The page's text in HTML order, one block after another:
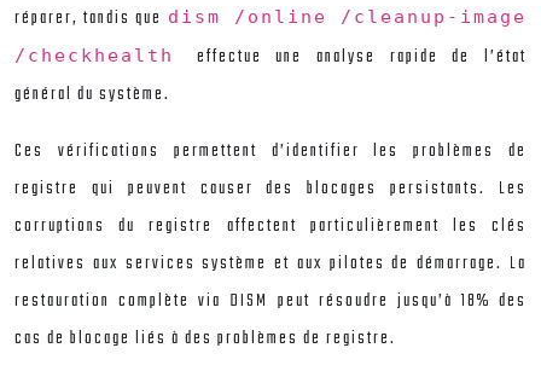
réparer, tandis que dism /online /cleanup-image
/checkhealth effectue une analyse rapide de l’état
général du système.
Ces vérifications permettent d’identifier les problèmes de
registre qui peuvent causer des blocages persistants. Les
corruptions du registre affectent particulièrement les clés
relatives aux services système et aux pilotes de démarrage. La
restauration complète via DISM peut résoudre jusqu’à 18% des
cas de blocage liés à des problèmes de registre.